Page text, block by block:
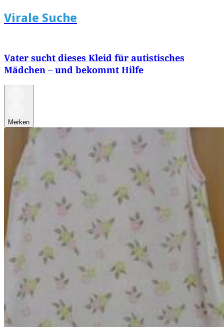
Virale Suche
Vater sucht dieses Kleid für autistisches
Mädchen – und bekommt Hilfe
Merken